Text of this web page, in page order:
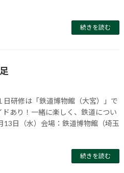
続きを読む
研修は「鉄道博物館（大宮）」で
あり！一緒に楽しく、鉄道につい
13日（水）会場：鉄道博物館（埼玉
続きを読む